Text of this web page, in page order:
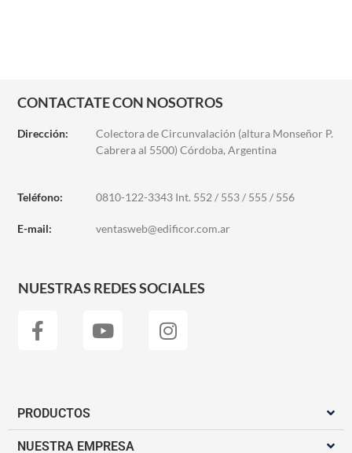
CONTACTATE CON NOSOTROS
Dirección:
Colectora de Circunvalación (altura Monseñor P.
Cabrera al 5500) Córdoba, Argentina
Teléfono: 0810-122-3343 Int. 552 / 553 / 555 / 556
E-mail: ventasweb@edificor.com.ar
NUESTRAS REDES SOCIALES
PRODUCTOS
NUESTRA EMPRESA